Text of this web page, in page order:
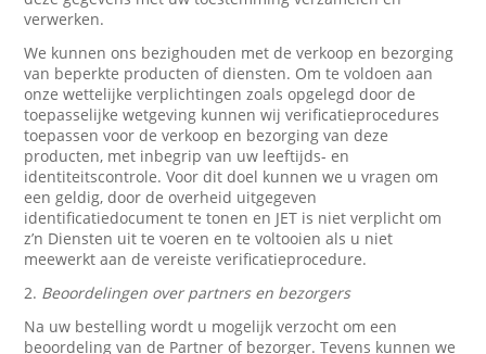
verwerken.
We kunnen ons bezighouden met de verkoop en bezorging
van beperkte producten of diensten. Om te voldoen aan
onze wettelijke verplichtingen zoals opgelegd door de
toepasselijke wetgeving kunnen wij verificatieprocedures
toepassen voor de verkoop en bezorging van deze
producten, met inbegrip van uw leeftijds- en
identiteitscontrole. Voor dit doel kunnen we u vragen om
een geldig, door de overheid uitgegeven
identificatiedocument te tonen en JET is niet verplicht om
z’n Diensten uit te voeren en te voltooien als u niet
meewerkt aan de vereiste verificatieprocedure.
2. Beoordelingen over partners en bezorgers
Na uw bestelling wordt u mogelijk verzocht om een
beoordeling van de Partner of bezorger. Tevens kunnen we